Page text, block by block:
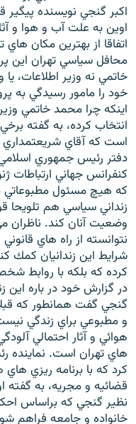
زبان‌های دیگر
اكبر گنجي نويسنده
اوين به علت آب و هوا و
اتفاقا از بهترين مكان
محافل سياسي تهران اين
خاتمي نه وزير اطلاعات، يا
خود را مامور رسيدگي به
اينكه چرا محمد خاتمي وزير
انتخاب كرده، به گفته
است كه آقاي شريعتمداري
دفتر رئيس جمهوري
كنفرانس جهاني ارتباطات
كه هيچ مسئول مطبوعاتي
زنداني سياسي هم تلويحا
وضعيت آنان كند. ناظران
نتوانسته از راه هاي
شرايط اين زندانيان كمك
كرده كه بلكه با روابط
در گزارش خود در باره اين
گنجي گفت همانطور كه
و مطبوعي براي زندگي
هوائي و آثار احتمالي
هاي تهران است. نماينده
كرد كه با برنامه ريزي
قضائيه و مجريه، به گفته
نظير گنجي كه براساس
خانواده و جامعه فراهم